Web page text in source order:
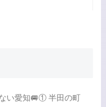
い愛知🚐① 半田の町